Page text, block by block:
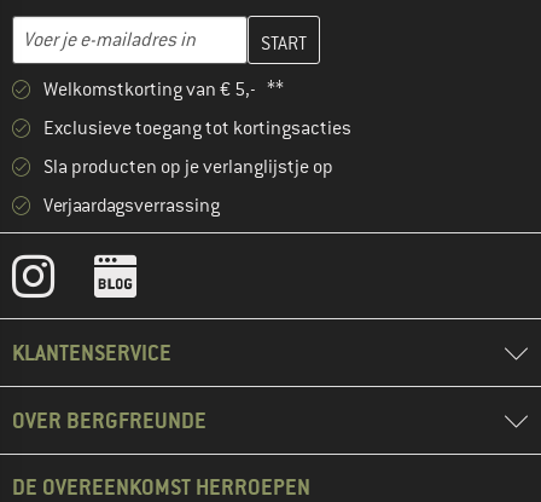
E-mailadres
Vul je e-mailadres hier in en maak in de volgende stap je
Welkomstkorting van € 5,- **
Exclusieve toegang tot kortingsacties
Sla producten op je verlanglijstje op
Verjaardagsverrassing
KLANTENSERVICE
OVER BERGFREUNDE
DE OVEREENKOMST HERROEPEN